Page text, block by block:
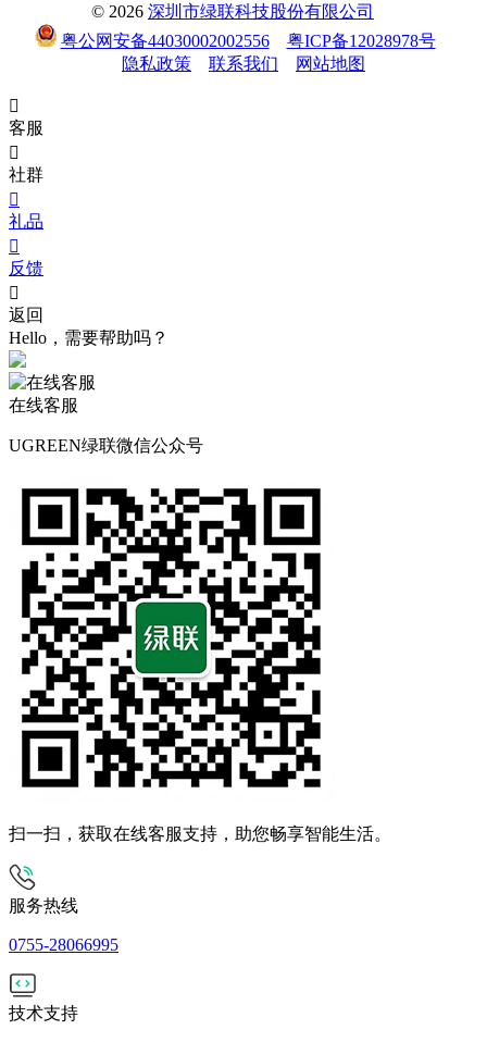
© 2026 深圳市绿联科技股份有限公司
粤公网安备44030002002556
粤ICP备12028978号
隐私政策
联系我们 网站地图

客服

社群

礼品

反馈

返回
Hello，需要帮助吗？
在线客服
UGREEN绿联微信公众号
扫一扫，获取在线客服支持，助您畅享智能生活。
服务热线
0755-28066995
技术支持